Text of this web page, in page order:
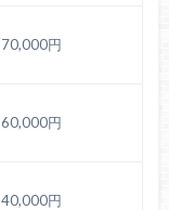
70,000円
60,000円
40,000円